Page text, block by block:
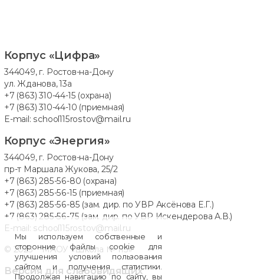
Мы используем собственные и
сторонние файлы cookie для
улучшения условий пользования
сайтом и получения статистики.
Продолжая навигацию по сайту, вы
Корпус «Цифра»
344049, г. Ростов-на-Дону
ул. Жданова, 13а
+7 (863) 310-44-15 (охрана)
+7 (863) 310-44-10 (приемная)
E-mail: school115rostov@mail.ru
Корпус «Энергия»
344049, г. Ростов-на-Дону
пр-т Маршала Жукова, 25/2
+7 (863) 285-56-80 (охрана)
+7 (863) 285-56-15 (приемная)
+7 (863) 285-56-85 (зам. дир. по УВР Аксёнова Е.Г.)
+7 (863) 285-56-75 (зам. дир. по УВР Искендерова А.В.)
E-mail: school115rostov@mail.ru
© 2025 МАОУ «Школа № 115»
Версия для слабовидящих